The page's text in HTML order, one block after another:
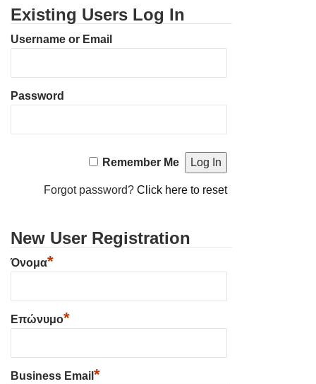
Existing Users Log In
Username or Email
Password
Remember Me
Forgot password?Click here to reset
New User Registration
Όνομα*
Επώνυμο*
Business Email *